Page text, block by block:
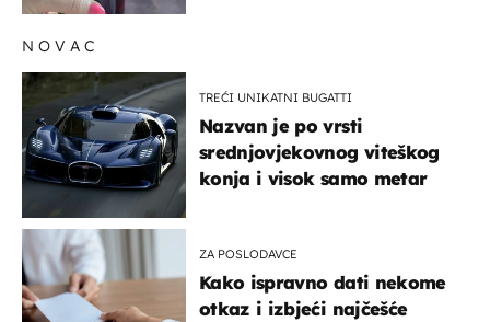
NOVAC
TREĆI UNIKATNI BUGATTI
Nazvan je po vrsti
srednjovjekovnog viteškog
konja i visok samo metar
ZA POSLODAVCE
Kako ispravno dati nekome
otkaz i izbjeći najčešće